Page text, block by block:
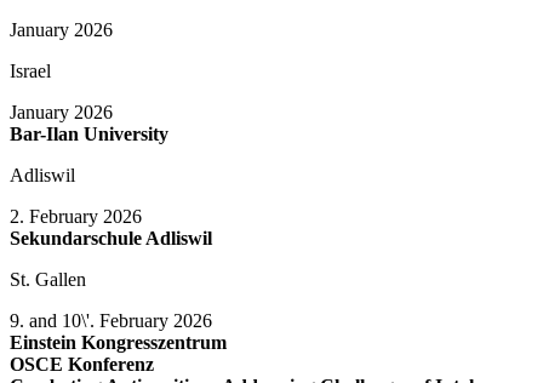
January 2026
Israel
January 2026
Bar-Ilan University
Adliswil
2. February 2026
Sekundarschule Adliswil
St. Gallen
9. and 10\'. February 2026
Einstein Kongresszentrum
OSCE Konferenz